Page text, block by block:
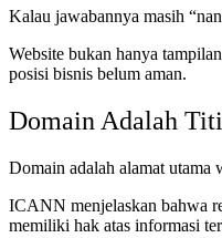
Kalau jawabannya masih
Website bukan hanya
posisi bisnis belum aman.
Domain Adalah
Domain adalah alamat utama
ICANN menjelaskan bahwa
memiliki hak atas informasi